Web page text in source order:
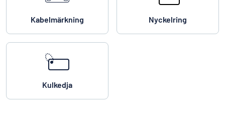
Kabelmärkning Nyckelring
Kulkedja